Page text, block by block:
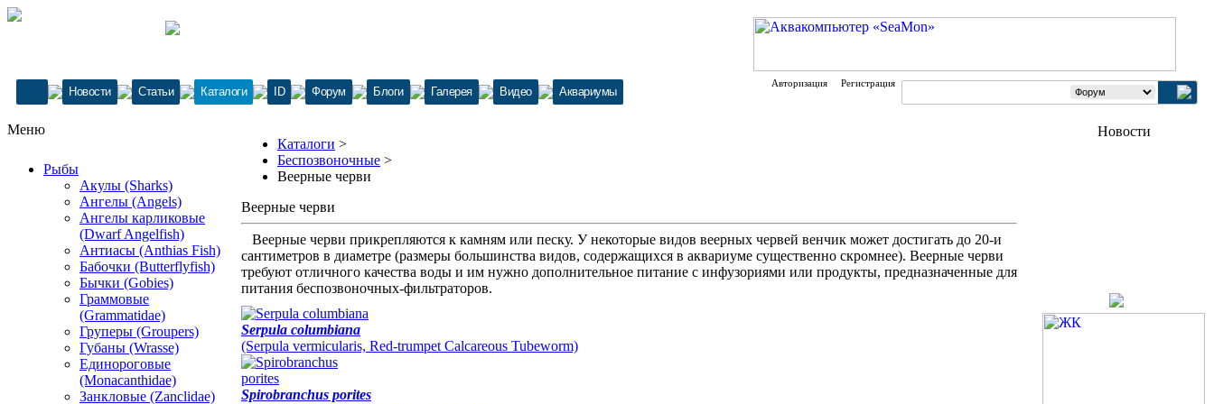
Новости Статьи Каталоги ID Форум Блоги Галерея Видео Аквариумы
Авторизация Регистрация
Меню
Рыбы
Акулы (Sharks)
Ангелы (Angels)
Ангелы карликовые
(Dwarf Angelfish)
Антиасы (Anthias Fish)
Бабочки (Butterflyfish)
Бычки (Gobies)
Граммовые
(Grammatidae)
Груперы (Groupers)
Губаны (Wrasse)
Единороговые
(Monacanthidae)
Занкловые (Zanclidae)
Каталоги >
Беспозвоночные >
Веерные черви
Веерные черви
Веерные черви прикрепляются к камням или песку. У некоторые видов веерных червей венчик может достигать до 20-и
сантиметров в диаметре (размеры большинства видов, содержащихся в аквариуме существенно скромнее). Веерные черви
требуют отличного качества воды и им нужно дополнительное питание с инфузориями или продукты, предназначенные для
питания беспозвоночных-фильтраторов.
Serpula columbiana
(Serpula vermicularis, Red-trumpet Calcareous Tubeworm)
Spirobranchus porites